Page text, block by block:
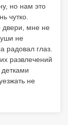
но нам это
чутко.
двери, мне не
не
радовал глаз.
развлечений
не